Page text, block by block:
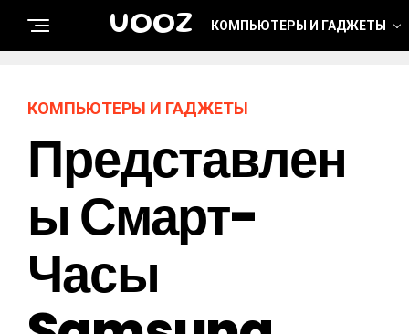
UOOZ КОМПЬЮТЕРЫ И ГАДЖЕТЫ
КОМПЬЮТЕРЫ И ГАДЖЕТЫ
Представлен
Ы Смарт-
Часы